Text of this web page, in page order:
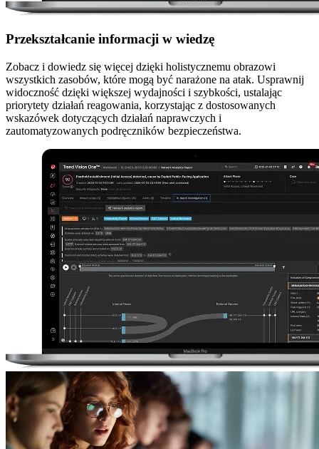
Przekształcanie informacji w wiedzę
Zobacz i dowiedz się więcej dzięki holistycznemu obrazowi
wszystkich zasobów, które mogą być narażone na atak. Usprawnij
widoczność dzięki większej wydajności i szybkości, ustalając
priorytety działań reagowania, korzystając z dostosowanych
wskazówek dotyczących działań naprawczych i
zautomatyzowanych podręczników bezpieczeństwa.